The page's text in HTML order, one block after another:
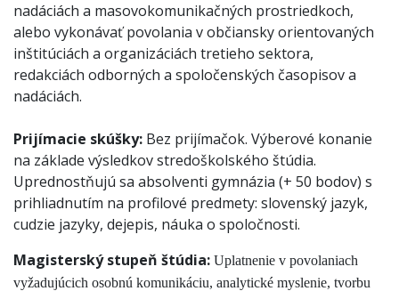
nadáciách a masovokomunikačných prostriedkoch,
alebo vykonávať povolania v občiansky orientovaných
inštitúciách a organizáciách tretieho sektora,
redakciách odborných a spoločenských časopisov a
nadáciách.
Prijímacie skúšky: Bez prijímačok. Výberové konanie
na základe výsledkov stredoškolského štúdia.
Uprednostňujú sa absolventi gymnázia (+ 50 bodov) s
prihliadnutím na profilové predmety: slovenský jazyk,
cudzie jazyky, dejepis, náuka o spoločnosti.
Magisterský stupeň štúdia: Uplatnenie v povolaniach
vyžadujúcich osobnú komunikáciu, analytické myslenie, tvorbu